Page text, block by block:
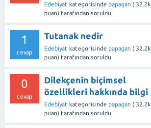
Edebiyat kategorisinde papagan ( 32.2k
puan) tarafından soruldu
1
cevap
Tutanak nedir
Edebiyat kategorisinde papagan ( 32.2k
puan) tarafından soruldu
0
cevap
Dilekçenin biçimsel
özellikleri hakkında bilgi
Edebiyat kategorisinde papagan ( 32.2k
puan) tarafından soruldu